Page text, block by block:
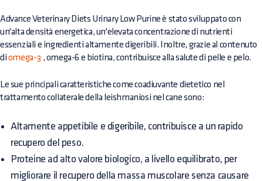
Advance Veterinary Diets Urinary Low Purine è stato sviluppato con
un'alta densità energetica, un'elevata concentrazione di nutrienti
essenziali e ingredienti altamente digeribili. Inoltre, grazie al contenuto
di omega-3 , omega-6 e biotina, contribuisce alla salute di pelle e pelo.
Le sue principali caratteristiche come coadiuvante dietetico nel
trattamento collaterale della leishmaniosi nel cane sono:
Altamente appetibile e digeribile, contribuisce a un rapido
recupero del peso.
Proteine ad alto valore biologico, a livello equilibrato, per
migliorare il recupero della massa muscolare senza causare